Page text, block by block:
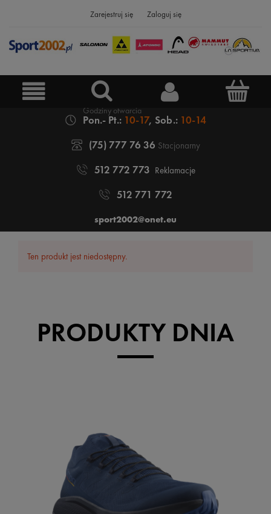
Zarejestruj się Zaloguj się
Pon.- Pt.: 10-17, Sob.: 10-14
(75) 777 76 36 Stacjonarny
512 772 773 Reklamacje
512 771 772
sport2002@onet.eu
Ten produkt jest niedostępny.
PRODUKTY DNIA